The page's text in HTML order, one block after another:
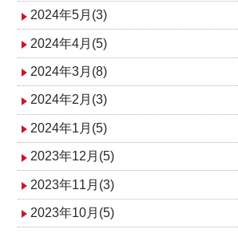
2024年5月(3)
2024年4月(5)
2024年3月(8)
2024年2月(3)
2024年1月(5)
2023年12月(5)
2023年11月(3)
2023年10月(5)